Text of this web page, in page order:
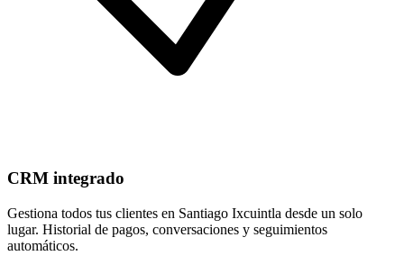
CRM integrado
Gestiona todos tus clientes en Santiago Ixcuintla desde un solo
lugar. Historial de pagos, conversaciones y seguimientos
automáticos.